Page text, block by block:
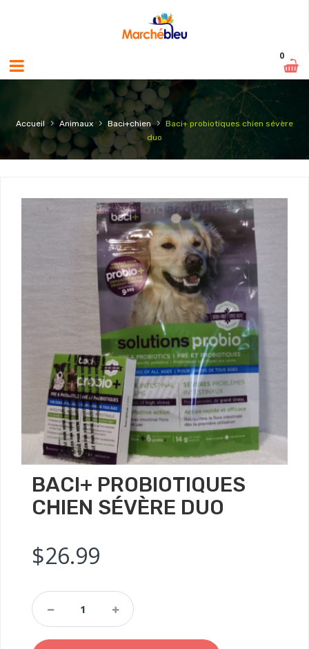
0
Accueil › Animaux › Baci+chien › Baci+ probiotiques chien sévère
duo
BACI+ PROBIOTIQUES
CHIEN SÉVÈRE DUO
$26.99